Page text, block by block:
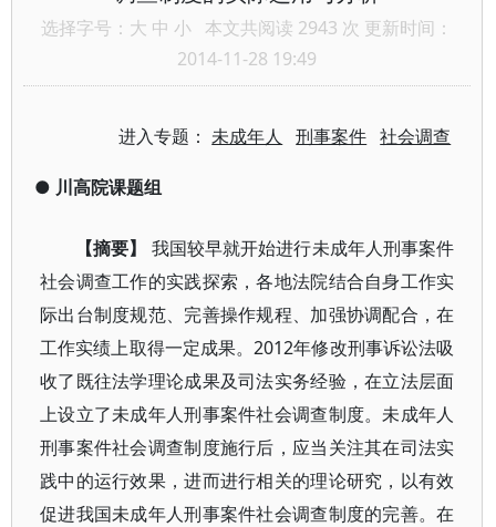
选择字号： 大 中 小 本文共阅读 2943 次 更新时间：
2014-11-28 19:49
进入专题：未成年人 刑事案件 社会调查
● 川高院课题组
【摘要】
我国较早就开始进行未成年人刑事案件
社会调查工作的实践探索，各地法院结合自身工作实
际出台制度规范、完善操作规程、加强协调配合，在
工作实绩上取得一定成果。2012年修改刑事诉讼法吸
收了既往法学理论成果及司法实务经验，在立法层面
上设立了未成年人刑事案件社会调查制度。未成年人
刑事案件社会调查制度施行后，应当关注其在司法实
践中的运行效果，进而进行相关的理论研究，以有效
促进我国未成年人刑事案件社会调查制度的完善。在